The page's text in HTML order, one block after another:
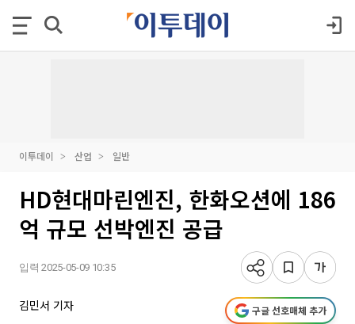
이투데이 산업 일반
HD현대마린엔진, 한화오션에 186
억 규모 선박엔진 공급
입력 2025-05-09 10:35
김민서 기자 구글 선호매체 추가